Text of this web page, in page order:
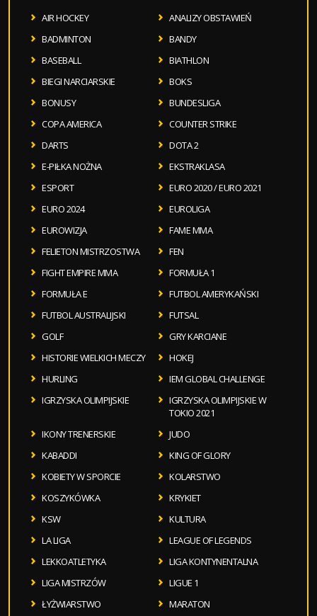
AIR HOCKEY
ANALIZY OBSTAWIEŃ
BADMINTON
BANDY
BASEBALL
BIATHLON
BIEGI NARCIARSKIE
BOKS
BONUSY
BUNDESLIGA
COPA AMERICA
COUNTER STRIKE
DARTS
DOTA 2
E-PIŁKA NOŻNA
EKSTRAKLASA
ESPORT
EURO 2020 / EURO 2021
EURO 2024
EUROLIGA
EUROWIZJA
FAME MMA
FELIETON MISTRZOSTWA
FEN
FIGHT EMPIRE MMA
FORMUŁA 1
FORMUŁA E
FUTBOL AMERYKAŃSKI
FUTBOL AUSTRALIJSKI
FUTSAL
GOLF
GRY KARCIANE
HISTORIE WIELKICH MECZY
HOKEJ
HURLING
IEM GLOBAL CHALLENGE
IGRZYSKA OLIMPIJSKIE
IGRZYSKA OLIMPIJSKIE W
TOKIO 2021
IKONY TRENERSKIE
JUDO
KABADDI
KING OF GLORY
KOBIETY W SPORCIE
KOLARSTWO
KOSZYKÓWKA
KRYKIET
KSW
KULTURA
LA LIGA
LEAGUE OF LEGENDS
LEKKOATLETYKA
LIGA KONTYNENTALNA
LIGA MISTRZÓW
LIGUE 1
ŁYŻWIARSTWO
MARATON